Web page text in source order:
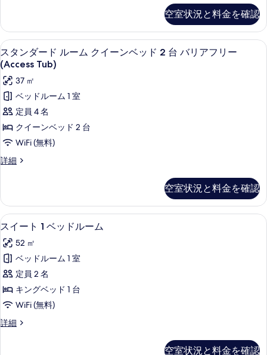
リ
ー
(Access
Tub)
の
す
べ
て
の
を
表
示
す
る
ア
フ
リ
ー
(Access
Tub)
の
詳
細
ク
イ
ー
ン
ベ
ッ
ド
2
台
の
て
の
写
真
を
表
示
す
ー
ド
ル
ー
ム
ク
イ
ー
ン
ベ
ド
2
台
細
空室状況と料金を確認
ス
タ
ン
ダ
ー
ド
ル
ー
イ
ー
ン
ベ
ッ
ド
2
台
バ
高級寝具、ピロートップベッド、セ
6
スタンダード ルーム クイーンベッド 2 台 バリアフリー
(Access Tub)
37 ㎡
ベッドルーム 1 室
定員 4 名
クイーンベッド 2 台
WiFi (無料)
詳細
ス
ー
ド
ル
ム
ク
イ
ー
ン
ベ
ッ
ド
空室状況と料金を確認
ス
イ
ー
ト
1
ベ
ッ
ド
高級寝具、ピロートップベッド、セ
6
スイート 1 ベッドルーム
52 ㎡
ベッドルーム 1 室
定員 2 名
キングベッド 1 台
WiFi (無料)
詳細
ス
空室状況と料金を確認